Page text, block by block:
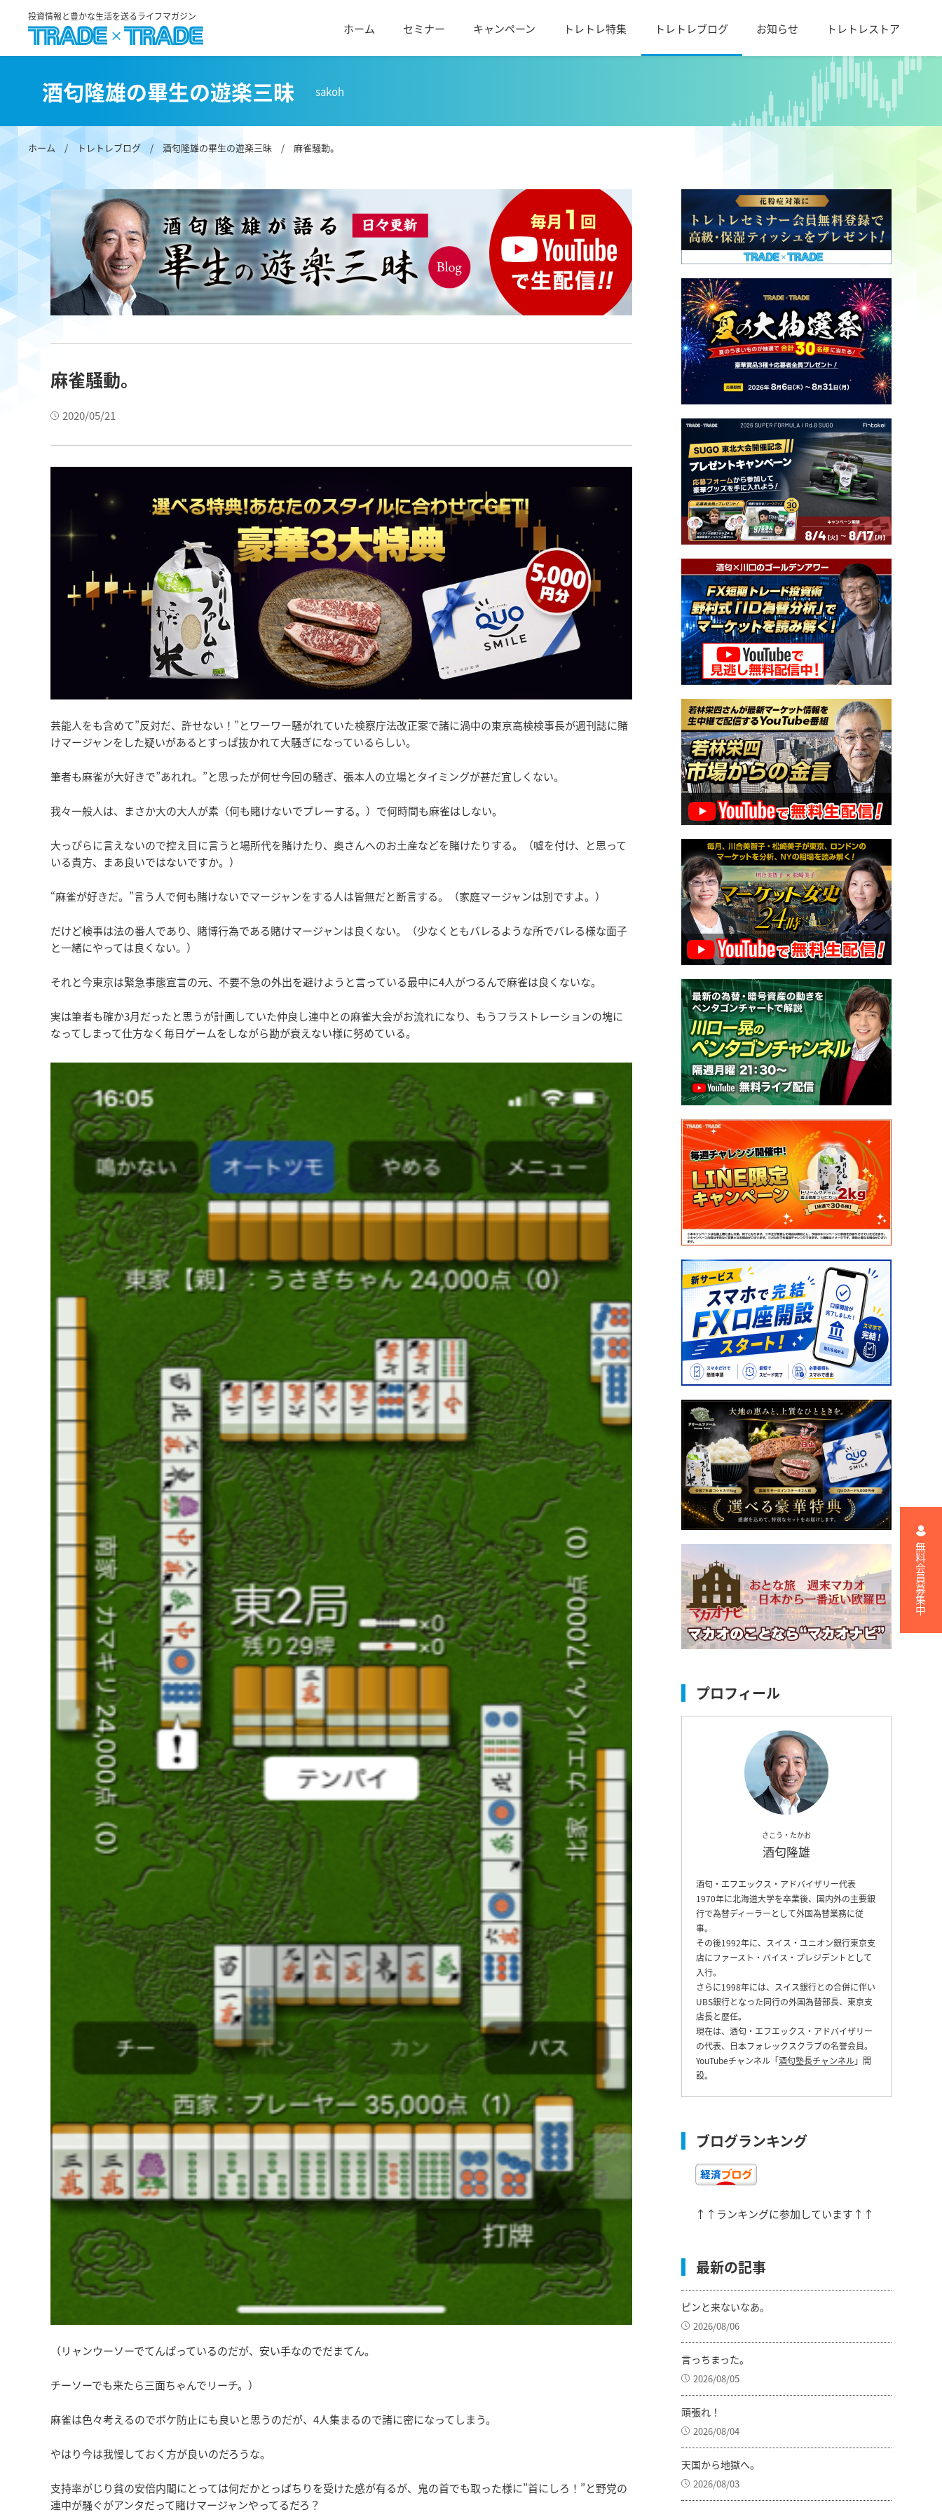
投資情報と豊かな生活を送るライフマガジン
ホーム セミナー キャンペーン トレトレ特集 トレトレブログ お知らせ トレトレストア
酒匂隆雄の畢生の遊楽三昧 sakoh
ホーム /トレトレブログ / 酒匂隆雄の畢生の遊楽三昧 / 麻雀騒動。
麻雀騒動。
2020/05/21
芸能人をも含めて”反対だ、許せない！”とワーワー騒がれていた検察庁法改正案で諸に渦中の東京高検検事長が週刊誌に賭
けマージャンをした疑いがあるとすっぱ抜かれて大騒ぎになっているらしい。
筆者も麻雀が大好きで”あれれ。”と思ったが何せ今回の騒ぎ、張本人の立場とタイミングが甚だ宜しくない。
我々一般人は、まさか大の大人が素（何も賭けないでプレーする。）で何時間も麻雀はしない。
大っぴらに言えないので控え目に言うと場所代を賭けたり、奥さんへのお土産などを賭けたりする。（嘘を付け、と思って
いる貴方、まあ良いではないですか。）
“麻雀が好きだ。”言う人で何も賭けないでマージャンをする人は皆無だと断言する。（家庭マージャンは別ですよ。）
だけど検事は法の番人であり、賭博行為である賭けマージャンは良くない。（少なくともバレるような所でバレる様な面子
と一緒にやっては良くない。）
それと今東京は緊急事態宣言の元、不要不急の外出を避けようと言っている最中に4人がつるんで麻雀は良くないな。
実は筆者も確か3月だったと思うが計画していた仲良し連中との麻雀大会がお流れになり、もうフラストレーションの塊に
なってしまって仕方なく毎日ゲームをしながら勘が衰えない様に努めている。
（リャンウーソーでてんぱっているのだが、安い手なのでだまてん。
チーソーでも来たら三面ちゃんでリーチ。）
麻雀は色々考えるのでボケ防止にも良いと思うのだが、4人集まるので諸に密になってしまう。
やはり今は我慢しておく方が良いのだろうな。
支持率がじり貧の安倍内閣にとっては何だかとっばちりを受けた感が有るが、鬼の首でも取った様に”首にしろ！”と野党の
連中が騒ぐがアンタだって賭けマージャンやってるだろ？
プロフィール
さこう・たかお
酒匂隆雄
酒匂・エフエックス・アドバイザリー代表
1970年に北海道大学を卒業後、国内外の主要銀
行で為替ディーラーとして外国為替業務に従
事。
その後1992年に、スイス・ユニオン銀行東京支
店にファースト・バイス・プレジデントとして
入行。
さらに1998年には、スイス銀行との合併に伴い
UBS銀行となった同行の外国為替部長、東京支
店長と歴任。
現在は、酒匂・エフエックス・アドバイザリー
の代表、日本フォレックスクラブの名誉会員。
YouTubeチャンネル「酒匂塾長チャンネル」開
設。
ブログランキング
↑↑ランキングに参加しています↑↑
最新の記事
ピンと来ないなあ。
2026/08/06
言っちまった。
2026/08/05
頑張れ！
2026/08/04
天国から地獄へ。
2026/08/03
無料会員募集中